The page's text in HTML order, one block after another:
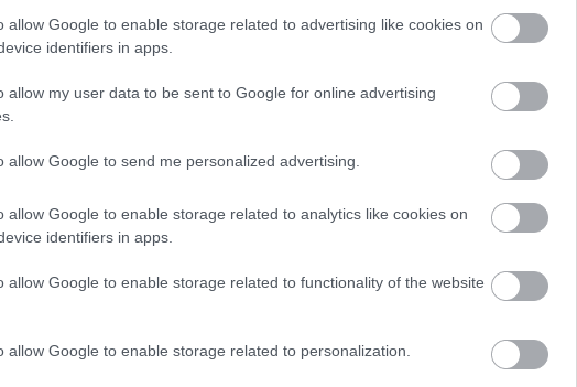
allow Google to enable storage related to advertising like cookies on
identifiers in apps.
allow my user data to be sent to Google for online advertising
allow Google to send me personalized advertising.
allow Google to enable storage related to analytics like cookies on
identifiers in apps.
allow Google to enable storage related to functionality of the website
allow Google to enable storage related to personalization.
a titkaikat az Apple-lel.
én jön az iPhone 5se és az iPad Air 3
re viszont tovább kell majd várni. GS HÍREK